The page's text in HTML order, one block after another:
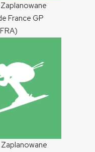
Zaplanowane
France GP
Zaplanowane